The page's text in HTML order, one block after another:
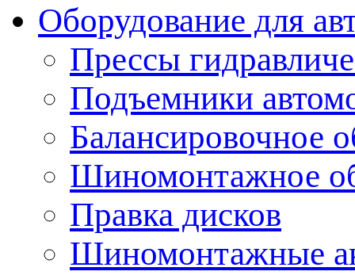
Оборудование для
Прессы
Подъемники
Балансировочное
Шиномонтажное
Правка дисков
Шиномонтажные